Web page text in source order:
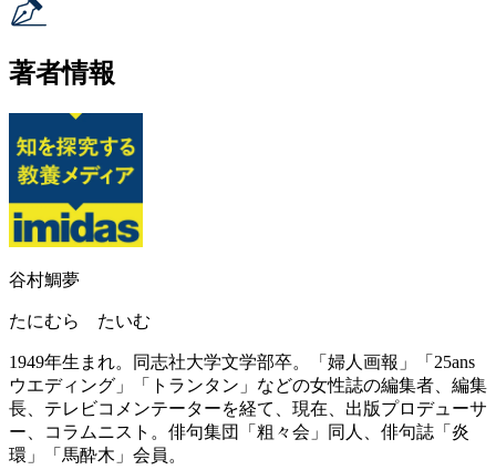
著者情報
谷村鯛夢
たにむら たいむ
1949年生まれ。同志社大学文学部卒。「婦人画報」「25ans
ウエディング」「トランタン」などの女性誌の編集者、編集
長、テレビコメンテーターを経て、現在、出版プロデューサ
ー、コラムニスト。俳句集団「粗々会」同人、俳句誌「炎
環」「馬酔木」会員。